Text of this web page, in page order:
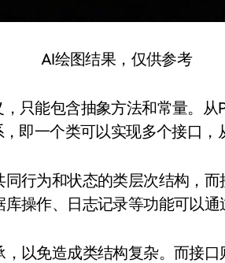
AI绘图结果，仅供参考
只能包含抽象方法和常量。从
即一个类可以实现多个接口，
行为和状态的类层次结构，
操作、日志记录等功能可以通
以免造成类结构复杂。而接